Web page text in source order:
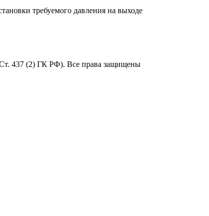
требуемого давления на выходе
437 (2) ГК РФ). Все права защищены